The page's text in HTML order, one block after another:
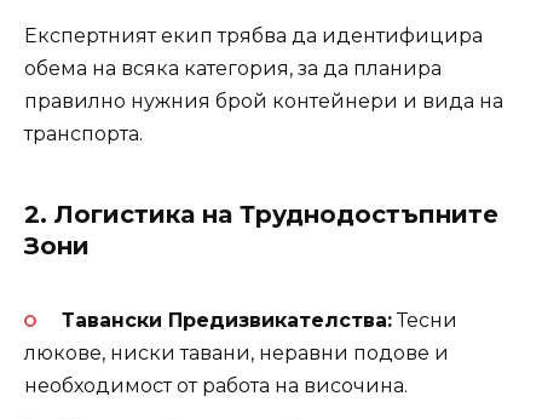
Експертният екип трябва да идентифицира
обема на всяка категория, за да планира
правилно нужния брой контейнери и вида на
транспорта.
2. Логистика на Труднодостъпните
Зони
Тавански Предизвикателства:Тесни
люкове, ниски тавани, неравни подове и
необходимост от работа на височина.